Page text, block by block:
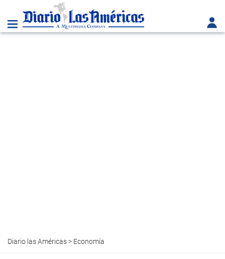
Diario las Américas> Economía